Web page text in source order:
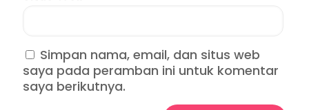
Simpan nama, email, dan situs web
saya pada peramban ini untuk komentar
saya berikutnya.